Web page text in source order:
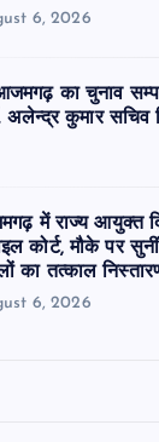
6, 2026
का चुनाव
कुमार सचिव
में राज्य आयुक्त
कोर्ट, मौके पर
का तत्काल
6, 2026